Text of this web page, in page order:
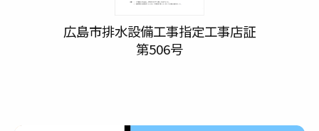
広島市排水設備工事指定工事店証
第506号